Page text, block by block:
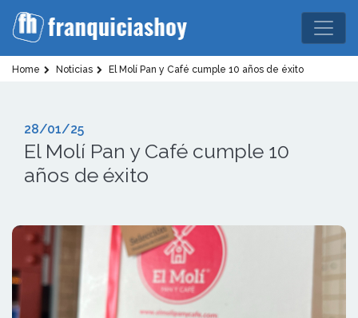
Home Noticias El Molí Pan y Café cumple 10 años de éxito
28/01/25
El Molí Pan y Café cumple 10
años de éxito